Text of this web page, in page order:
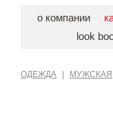
о компании
look
ОДЕЖДА МУЖСКАЯ